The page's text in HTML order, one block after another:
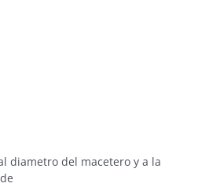
diametro del macetero y a la